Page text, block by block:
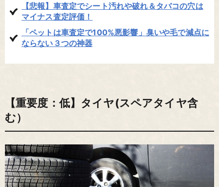
【悲報】車査定でシート汚れや破れ＆タバコの穴は
マイナス査定評価！
「ペットは車査定で100%悪影響」臭いや毛で減点に
ならない３つの神器
【重要度：低】タイヤ(スペアタイヤ含
む）